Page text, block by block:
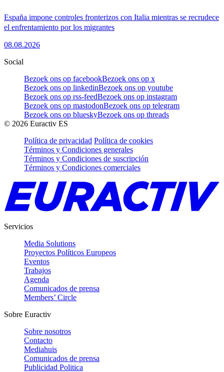
España impone controles fronterizos con Italia mientras se recrudece
el enfrentamiento por los migrantes
08.08.2026
Social
Bezoek ons op facebookBezoek ons op x
Bezoek ons op linkedinBezoek ons op youtube
Bezoek ons op rss-feedBezoek ons op instagram
Bezoek ons op mastodonBezoek ons op telegram
Bezoek ons op blueskyBezoek ons op threads
© 2026 Euractiv ES
Política de privacidad Política de cookies
Términos y Condiciones generales
Términos y Condiciones de suscripción
Términos y Condiciones comerciales
Servicios
Media Solutions
Proyectos Políticos Europeos
Eventos
Trabajos
Agenda
Comunicados de prensa
Members’ Circle
Sobre Euractiv
Sobre nosotros
Contacto
Mediahuis
Comunicados de prensa
Publicidad Politica